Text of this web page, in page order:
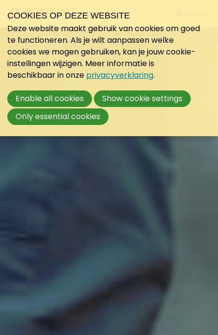
to
COOKIES OP DEZE WEBSITE
Deze website maakt gebruik van cookies om goed
te functioneren. Als je wilt aanpassen welke
cookies we mogen gebruiken, kan je jouw cookie-
instellingen wijzigen. Meer informatie is
beschikbaar in onze privacyverklaring.
Enable all cookies
Show cookie settings
Only essential cookies